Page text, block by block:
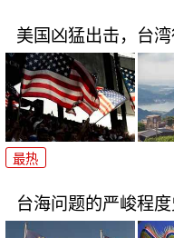
美国凶猛出击，台
最热
台海问题的严峻程